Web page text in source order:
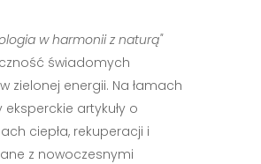
w harmonii z naturą"
świadomych
zielonej energii. Na łamach
artykuły o
ciepła, rekuperacji i
z nowoczesnymi